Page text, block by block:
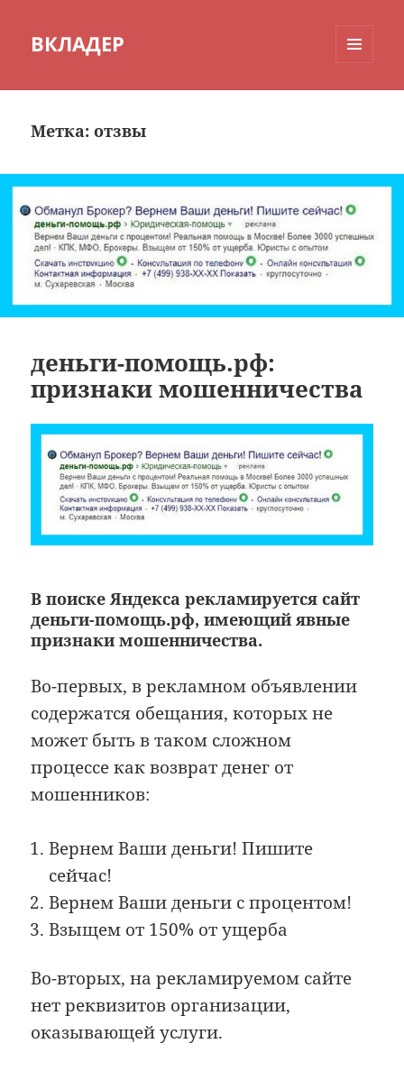
ВКЛАДЕР
Метка:отзвы
деньги-помощь.рф:
признаки мошенничества
В поиске Яндекса рекламируется сайт
деньги-помощь.рф, имеющий явные
признаки мошенничества.
Во-первых, в рекламном объявлении
содержатся обещания, которых не
может быть в таком сложном
процессе как возврат денег от
мошенников:
Вернем Ваши деньги! Пишите
сейчас!
Вернем Ваши деньги с процентом!
Взыщем от 150% от ущерба
Во-вторых, на рекламируемом сайте
нет реквизитов организации,
оказывающей услуги.